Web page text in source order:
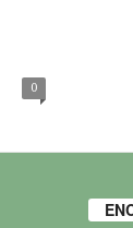
0